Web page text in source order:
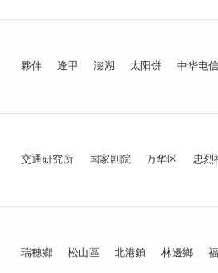
夥伴 逢甲 澎湖 太阳饼 中华电信
交通研究所 国家剧院 万华区 忠烈
瑞穗鄉 松山區 北港鎮 林邊鄉